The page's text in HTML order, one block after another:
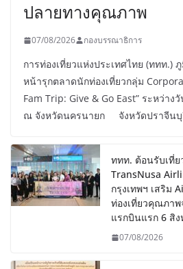
ปลายทางคุณภาพ
07/08/2026 กองบรรณาธิการ
การท่องเที่ยวแห่งประเทศไทย (ททท.)
หน้ารุกตลาดนักท่องเที่ยวกลุ่ม
Fam Trip: Give & Go East” ระหว่าง
ณ จังหวัดนครนายก จังหวัดปราจีนบุ
ททท. ต้อนรับเที่
TransNusa
กรุงเทพฯ เสริม
ท่องเที่ยวคุณภาพ
แรกบินแรก 6 สิ
07/08/2026